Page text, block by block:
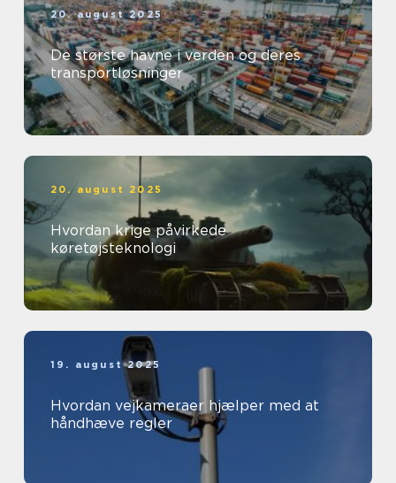
20. august 2025
De største havne i verden og deres
transportløsninger
20. august 2025
Hvordan krige påvirkede
køretøjsteknologi
19. august 2025
Hvordan vejkameraer hjælper med at
håndhæve regler